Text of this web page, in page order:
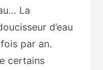
La
d’eau
par an.
certains